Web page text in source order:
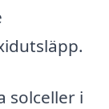
solceller i